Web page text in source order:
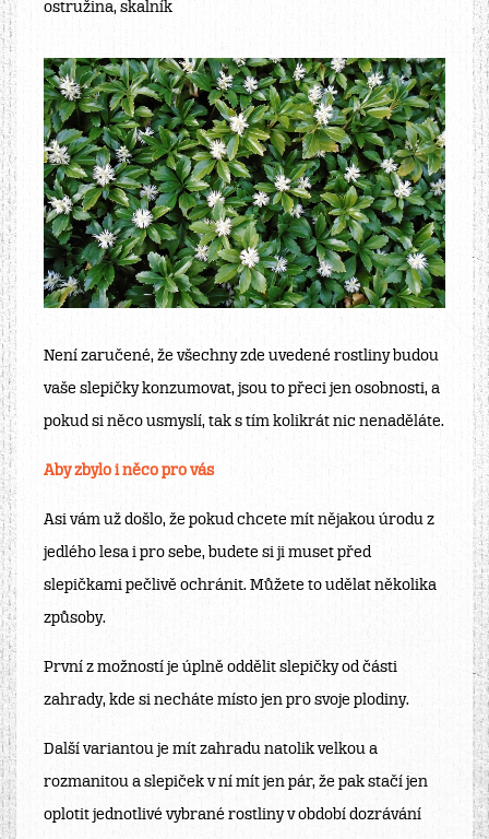
ostružina, skalník
Není zaručené, že všechny zde uvedené rostliny budou
vaše slepičky konzumovat, jsou to přeci jen osobnosti, a
pokud si něco usmyslí, tak s tím kolikrát nic nenaděláte.
Aby zbylo i něco pro vás
Asi vám už došlo, že pokud chcete mít nějakou úrodu z
jedlého lesa i pro sebe, budete si ji muset před
slepičkami pečlivě ochránit. Můžete to udělat několika
způsoby.
První z možností je úplně oddělit slepičky od části
zahrady, kde si necháte místo jen pro svoje plodiny.
Další variantou je mít zahradu natolik velkou a
rozmanitou a slepiček v ní mít jen pár, že pak stačí jen
oplotit jednotlivé vybrané rostliny v období dozrávání